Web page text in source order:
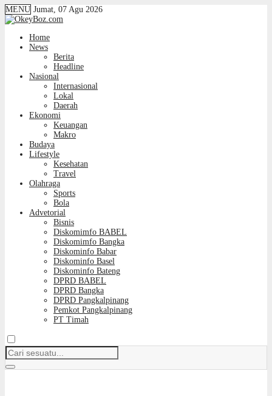
MENU Jumat, 07 Agu 2026
Home
News
Berita
Headline
Nasional
Internasional
Lokal
Daerah
Ekonomi
Keuangan
Makro
Budaya
Lifestyle
Kesehatan
Travel
Olahraga
Sports
Bola
Advetorial
Bisnis
Diskomimfo BABEL
Diskomimfo Bangka
Diskominfo Babar
Diskominfo Basel
Diskominfo Bateng
DPRD BABEL
DPRD Bangka
DPRD Pangkalpinang
Pemkot Pangkalpinang
PT Timah